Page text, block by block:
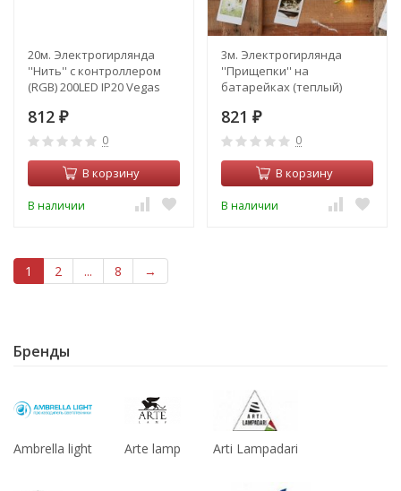
20м. Электрогирлянда
''Нить'' с контроллером
(RGB) 200LED IP20 Vegas
812 ₽
0
В корзину
В наличии
3м. Электрогирлянда
''Прищепки'' на
батарейках (теплый)
821 ₽
0
В корзину
В наличии
1 2 ... 8 →
Бренды
Ambrella light Arte lamp Arti Lampadari